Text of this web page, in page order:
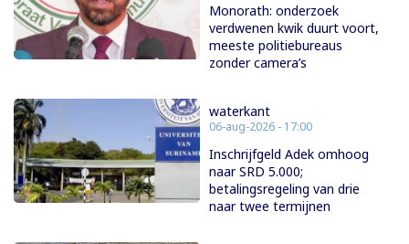
Monorath: onderzoek
verdwenen kwik duurt voort,
meeste politiebureaus
zonder camera’s
waterkant
06-aug-2026 - 17:00
Inschrijfgeld Adek omhoog
naar SRD 5.000;
betalingsregeling van drie
naar twee termijnen